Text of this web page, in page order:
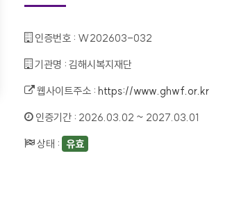
인증번호 : W202603-032
기관명 :김해시복지재단
웹사이트주소 :https://www.ghwf.or.kr
인증기간 : 2026.03.02 ~ 2027.03.01
상태 : 유효